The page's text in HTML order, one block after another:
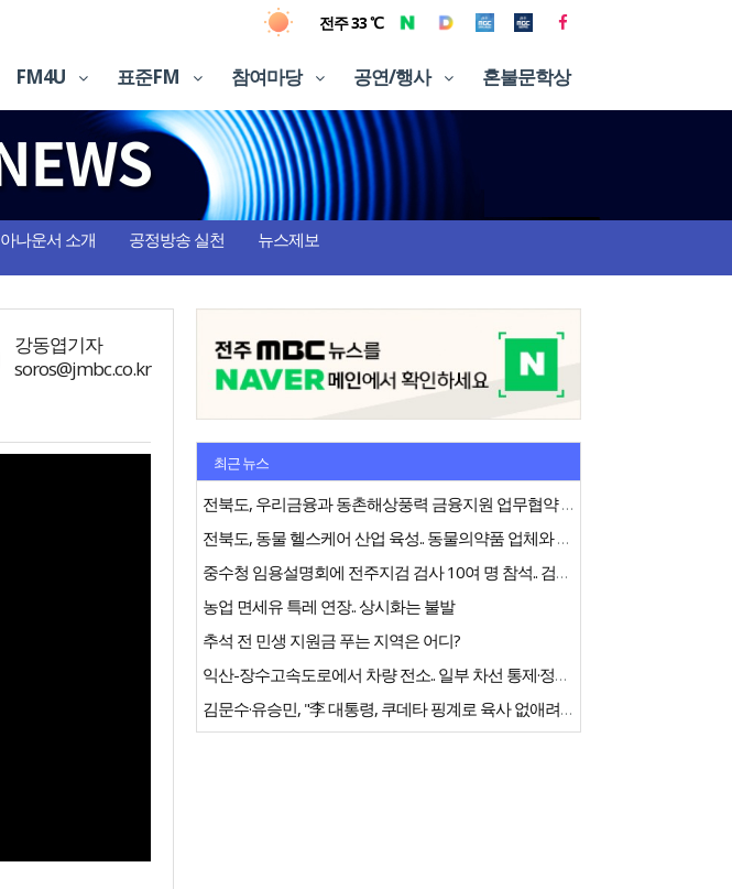
전주 33 ℃
FM4U 표준FM 참여마당 공연/행사 혼불문학상
아나운서 소개 공정방송 실천 뉴스제보
강동엽기자
soros@jmbc.co.kr
최근 뉴스
전북도, 우리금융과 동촌해상풍력 금융지원 업무협약 체결
전북도, 동물 헬스케어 산업 육성.. 동물의약품 업체와 협약
중수청 임용설명회에 전주지검 검사 10여 명 참석.. 검사들 '신중론'
농업 면세유 특레 연장.. 상시화는 불발
추석 전 민생 지원금 푸는 지역은 어디?
익산-장수고속도로에서 차량 전소.. 일부 차선 통제·정체 빚어져
김문수·유승민, "李 대통령, 쿠데타 핑계로 육사 없애려는 것"